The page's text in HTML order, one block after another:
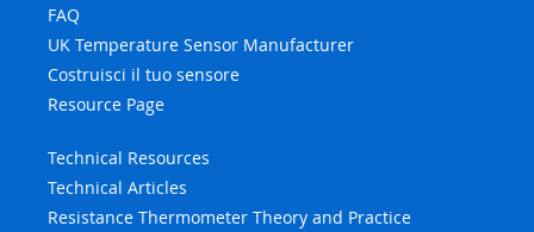
FAQ
UK Temperature Sensor Manufacturer
Costruisci il tuo sensore
Resource Page
Technical Resources
Technical Articles
Resistance Thermometer Theory and Practice